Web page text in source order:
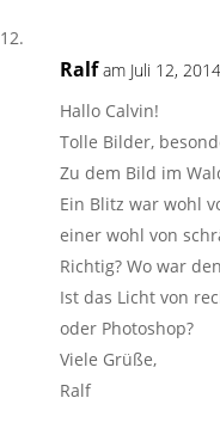
Ralf am Juli 12,
Hallo Calvin!
Tolle Bilder,
Zu dem Bild im
Ein Blitz war wohl
einer wohl von
Richtig? Wo war
Ist das Licht von
oder Photoshop?
Viele Grüße,
Ralf